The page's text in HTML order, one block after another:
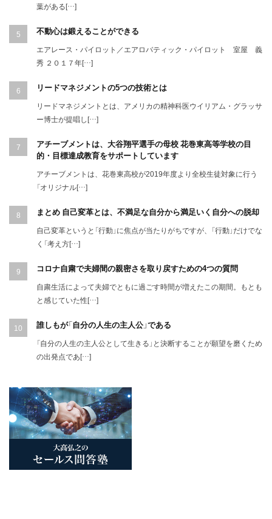
葉がある[…]
不動心は鍛えることができる
エアレース・パイロット／エアロバティック・パイロット 室屋 義
秀 ２０１７年[…]
リードマネジメントの5つの技術とは
リードマネジメントとは、アメリカの精神科医ウイリアム・グラッサ
ー博士が提唱し[…]
アチーブメントは、大谷翔平選手の母校 花巻東高等学校の目
的・目標達成教育をサポートしています
アチーブメントは、花巻東高校が2019年度より全校生徒対象に行う
「オリジナル[…]
まとめ 自己変革とは、不満足な自分から満足いく自分への脱却
自己変革というと「行動」に焦点が当たりがちですが、「行動」だけでな
く「考え方[…]
コロナ自粛で夫婦間の親密さを取り戻すための4つの質問
自粛生活によって夫婦でともに過ごす時間が増えたこの期間。もとも
と感じていた性[…]
誰しもが「自分の人生の主人公」である
「自分の人生の主人公として生きる」と決断することが願望を磨くため
の出発点であ[…]